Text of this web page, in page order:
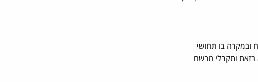
ובמקרה בו תחושי
בזאת ותקבלי מרשם